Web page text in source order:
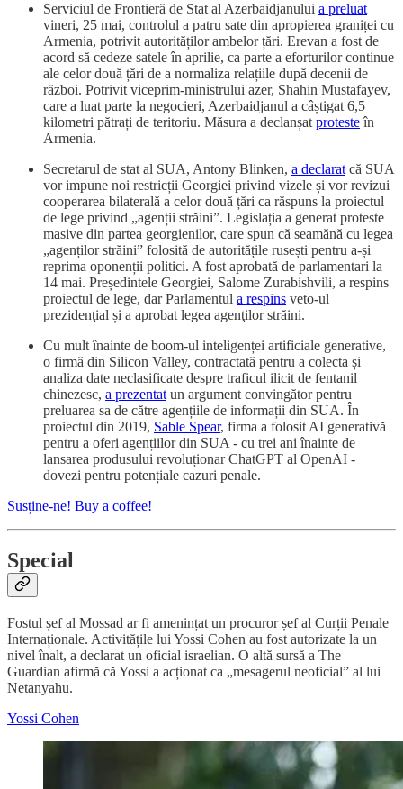
Serviciul de Frontieră de Stat al Azerbaidjanului a preluat
vineri, 25 mai, controlul a patru sate din apropierea graniței cu
Armenia, potrivit autorităților ambelor țări. Erevan a fost de
acord să cedeze satele în aprilie, ca parte a eforturilor continue
ale celor două țări de a normaliza relațiile după decenii de
război. Potrivit viceprim-ministrului azer, Shahin Mustafayev,
care a luat parte la negocieri, Azerbaidjanul a câștigat 6,5
kilometri pătrați de teritoriu. Măsura a declanșat protesteîn
Armenia.
Secretarul de stat al SUA, Antony Blinken, a declarat că SUA
vor impune noi restricții Georgiei privind vizele și vor revizui
cooperarea bilaterală a celor două țări ca răspuns la proiectul
de lege privind „agenții străini”. Legislația a generat proteste
masive din partea georgienilor, care spun că seamănă cu legea
„agenților străini” folosită de autoritățile rusești pentru a-și
reprima oponenții politici. A fost aprobată de parlamentari la
14 mai. Președintele Georgiei, Salome Zurabishvili, a respins
proiectul de lege, dar Parlamentul a respins veto-ul
prezidenţial și a aprobat legea agenţilor străini.
Cu mult înainte de boom-ul inteligenței artificiale generative,
o firmă din Silicon Valley, contractată pentru a colecta și
analiza date neclasificate despre traficul ilicit de fentanil
chinezesc, a prezentat un argument convingător pentru
preluarea sa de către agențiile de informații din SUA. În
proiectul din 2019, Sable Spear, firma a folosit AI generativă
pentru a oferi agențiilor din SUA - cu trei ani înainte de
lansarea produsului revoluționar ChatGPT al OpenAI -
dovezi pentru potențiale cazuri penale.
Susține-ne! Buy a coffee!
Special
Fostul șef al Mossad ar fi amenințat un procuror șef al Curții Penale
Internaționale. Activitățile lui Yossi Cohen au fost autorizate la un
nivel înalt, a declarat un oficial israelian. O altă sursă a The
Guardian afirmă că Yossi a acționat ca „mesagerul neoficial” al lui
Netanyahu.
Yossi Cohen